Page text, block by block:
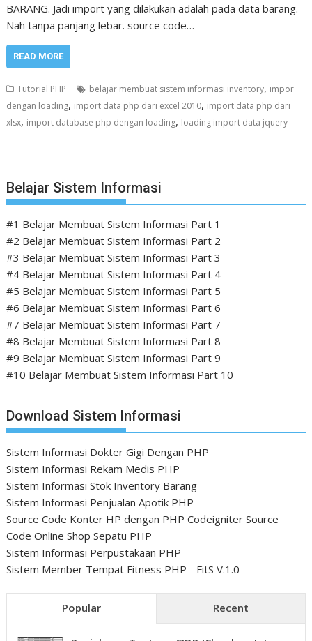
BARANG. Jadi import yang dilakukan adalah pada data barang.
Nah tanpa panjang lebar. source code…
READ MORE
Tutorial PHP belajar membuat sistem informasi inventory, impor
dengan loading, import data php dari excel 2010, import data php dari
xlsx, import database php dengan loading, loading import data jquery
Belajar Sistem Informasi
#1 Belajar Membuat Sistem Informasi Part 1
#2 Belajar Membuat Sistem Informasi Part 2
#3 Belajar Membuat Sistem Informasi Part 3
#4 Belajar Membuat Sistem Informasi Part 4
#5 Belajar Membuat Sistem Informasi Part 5
#6 Belajar Membuat Sistem Informasi Part 6
#7 Belajar Membuat Sistem Informasi Part 7
#8 Belajar Membuat Sistem Informasi Part 8
#9 Belajar Membuat Sistem Informasi Part 9
#10 Belajar Membuat Sistem Informasi Part 10
Download Sistem Informasi
Sistem Informasi Dokter Gigi Dengan PHP
Sistem Informasi Rekam Medis PHP
Sistem Informasi Stok Inventory Barang
Sistem Informasi Penjualan Apotik PHP
Source Code Konter HP dengan PHP Codeigniter Source
Code Online Shop Sepatu PHP
Sistem Informasi Perpustakaan PHP
Sistem Member Tempat Fitness PHP - FitS V.1.0
Popular Recent